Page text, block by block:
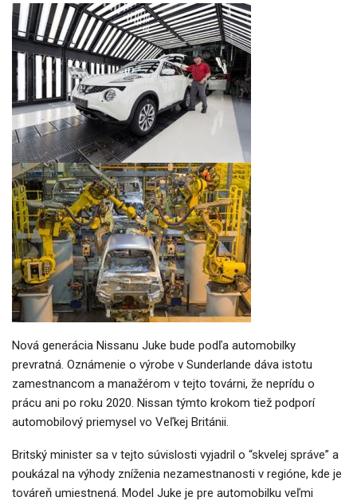
Nová generácia Nissanu Juke bude podľa automobilky
prevratná. Oznámenie o výrobe v Sunderlande dáva istotu
zamestnancom a manažérom v tejto továrni, že neprídu o
prácu ani po roku 2020. Nissan týmto krokom tiež podporí
automobilový priemysel vo Veľkej Británii.
Britský minister sa v tejto súvislosti vyjadril o “skvelej správe” a
poukázal na výhody zníženia nezamestnanosti v regióne, kde je
továreň umiestnená. Model Juke je pre automobilku veľmi